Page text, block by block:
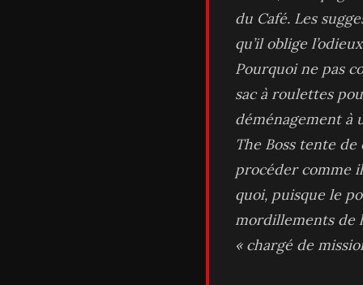
du Café. Les
qu’il oblige
Pourquoi ne pas
sac à roulettes
déménagement à
The Boss tente
procéder comme
quoi, puisque le
mordillements de
« chargé de